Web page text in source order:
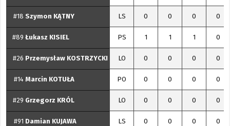
#18 Szymon KĄTNY LS 0 0 0 0
#89 Łukasz KISIEL PS 1 1 1 0
#26 Przemysław KOSTRZYCKI LO 0 0 0 0
#14 Marcin KOTUŁA PO 0 0 0 0
#29 Grzegorz KRÓL LO 0 0 0 0
#91 Damian KUJAWA LS 0 0 0 0